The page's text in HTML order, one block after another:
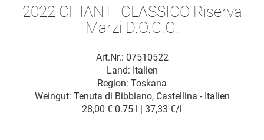
2022 CHIANTI CLASSICO Riserva
Marzi D.O.C.G.
Art.Nr.: 07510522
Region: Toskana
Weingut: Tenuta di Bibbiano, Castellina - Italien
Land: Italien
28,00 € 0.75 l | 37,33 €/l